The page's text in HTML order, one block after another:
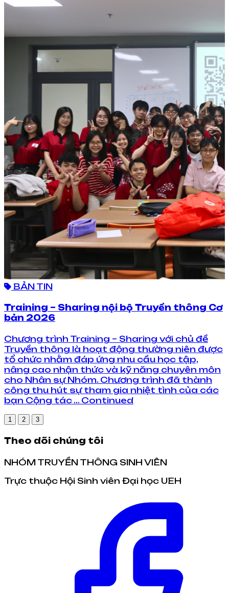
BẢN TIN
Training – Sharing nội bộ Truyền thông Cơ
bản 2026
Chương trình Training – Sharing với chủ đề
Truyền thông là hoạt động thường niên được
tổ chức nhằm đáp ứng nhu cầu học tập,
nâng cao nhận thức và kỹ năng chuyên môn
cho Nhân sự Nhóm. Chương trình đã thành
công thu hút sự tham gia nhiệt tình của các
bạn Cộng tác … Continued
1 2 3
Theo dõi chúng tôi
NHÓM TRUYỀN THÔNG SINH VIÊN
Trực thuộc Hội Sinh viên Đại học UEH